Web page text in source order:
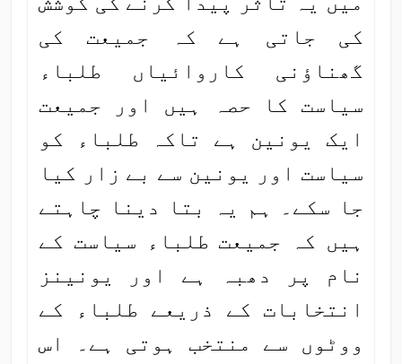
کی جاتی ہے کہ جمیعت کی
گھناؤنی کاروائیاں طلباء
سیاست کا حصہ ہیں اور جمیعت
ایک یونین ہے تاکہ طلباء کو
سیاست اور یونین سے بے زار کیا
جا سکے۔ ہم یہ بتا دینا چاہتے
ہیں کہ جمیعت طلباء سیاست کے
نام پر دھبہ ہے اور یونینز
انتخابات کے ذریعے طلباء کے
ووٹوں سے منتخب ہوتی ہے۔ اس